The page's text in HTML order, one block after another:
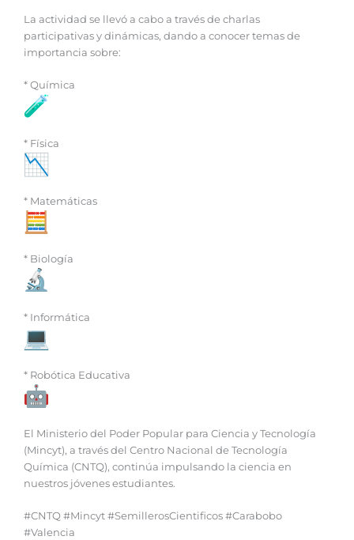
La actividad se llevó a cabo a través de charlas
participativas y dinámicas, dando a conocer temas de
importancia sobre:
* Química
* Física
* Matemáticas
* Biología
* Informática
* Robótica Educativa
El Ministerio del Poder Popular para Ciencia y Tecnología
(Mincyt), a través del Centro Nacional de Tecnología
Química (CNTQ), continúa impulsando la ciencia en
nuestros jóvenes estudiantes.
#CNTQ #Mincyt #SemillerosCientificos #Carabobo
#Valencia